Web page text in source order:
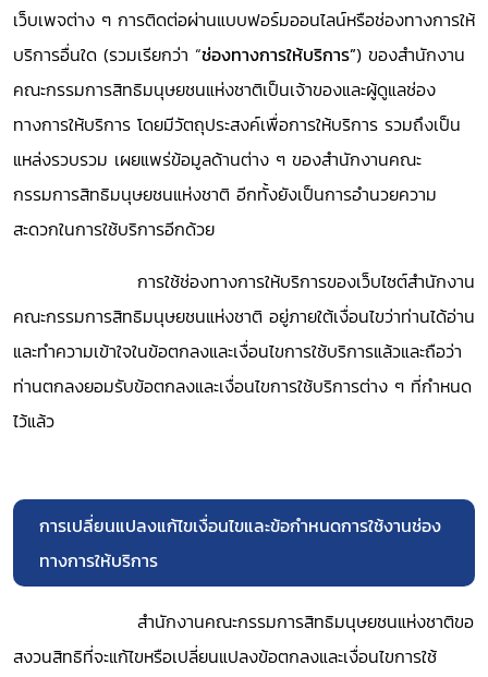
เว็บเพจต่าง ๆ การติดต่อผ่านแบบฟอร์มออนไลน์หรือช่องทางการให้
บริการอื่นใด (รวมเรียกว่า “ช่องทางการให้บริการ”) ของสำนักงาน
คณะกรรมการสิทธิมนุษยชนแห่งชาติเป็นเจ้าของและผู้ดูแลช่อง
ทางการให้บริการ โดยมีวัตถุประสงค์เพื่อการให้บริการ รวมถึงเป็น
แหล่งรวบรวม เผยแพร่ข้อมูลด้านต่าง ๆ ของสำนักงานคณะ
กรรมการสิทธิมนุษยชนแห่งชาติ อีกทั้งยังเป็นการอำนวยความ
สะดวกในการใช้บริการอีกด้วย
การใช้ช่องทางการให้บริการของเว็บไซต์สำนักงาน
คณะกรรมการสิทธิมนุษยชนแห่งชาติ อยู่ภายใต้เงื่อนไขว่าท่านได้อ่าน
และทำความเข้าใจในข้อตกลงและเงื่อนไขการใช้บริการแล้วและถือว่า
ท่านตกลงยอมรับข้อตกลงและเงื่อนไขการใช้บริการต่าง ๆ ที่กำหนด
ไว้แล้ว
การเปลี่ยนแปลงแก้ไขเงื่อนไขและข้อกำหนดการใช้งานช่อง
ทางการให้บริการ
สำนักงานคณะกรรมการสิทธิมนุษยชนแห่งชาติขอ
สงวนสิทธิที่จะแก้ไขหรือเปลี่ยนแปลงข้อตกลงและเงื่อนไขการใช้